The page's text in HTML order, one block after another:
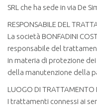
SRL che ha sede in via De
RESPONSABILE DEL
La società BONFADINI
responsabile del
in materia di protezione
della manutenzione della
LUOGO DI TRATTAMENTO
I trattamenti connessi ai